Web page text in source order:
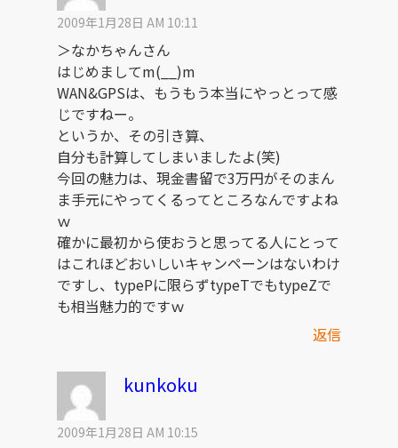
2009年1月28日 AM 10:11
＞なかちゃんさん
はじめましてm(__)m
WAN&GPSは、もうもう本当にやっとって感
じですねー。
というか、その引き算、
自分も計算してしまいましたよ(笑)
今回の魅力は、現金書留で3万円がそのまん
ま手元にやってくるってところなんですよね
ｗ
確かに最初から使おうと思ってる人にとって
はこれほどおいしいキャンペーンはないわけ
ですし、typePに限らずtypeTでもtypeZで
も相当魅力的ですｗ
返信
kunkoku
2009年1月28日 AM 10:15